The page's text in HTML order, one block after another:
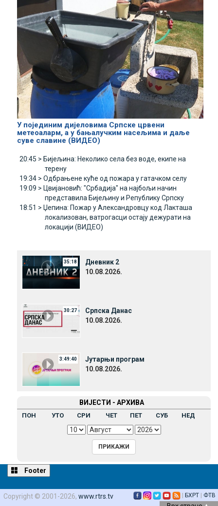
У појединим дијеловима Српске црвени
метеоаларм, а у бањалучким насељима и даље
суве славине (ВИДЕО)
20:45 > Бијељина: Неколико села без воде, екипе на
терену
19:34 > Одбрањене куће од пожара у гатачком селу
19:09 > Цвијановић: "Србадија" на најбољи начин
представила Бијељину и Републику Српску
18:51 > Џепина: Пожар у Александровцу код Лакташа
локализован, ватрогасци остају дежурати на
локацији (ВИДЕО)
35:18
Дневник 2
10.08.2026.
30:27
Српска Данас
10.08.2026.
3:49:40
Јутарњи програм
10.08.2026.
ВИЈЕСТИ - АРХИВА
ПОН УТО СРИ ЧЕТ ПЕТ СУБ НЕД
Footer
Copyright © 2001-2026, www.rtrs.tv | БХРТ | ФТВ